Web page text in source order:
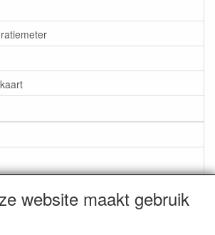
website maakt gebruik